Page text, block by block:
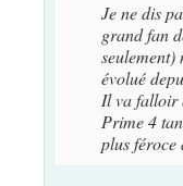
Je ne dis
grand fan
seulement)
évolué
Il va falloir
Prime 4
plus féroce